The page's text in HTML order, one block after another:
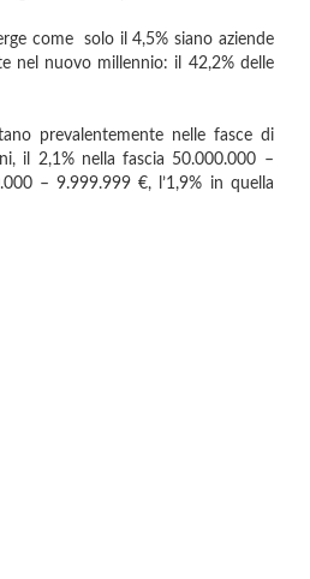
come solo il 4,5% siano aziende
nel nuovo millennio: il 42,2% delle
prevalentemente nelle fasce di
il 2,1% nella fascia 50.000.000 –
– 9.999.999 €, l’1,9% in quella